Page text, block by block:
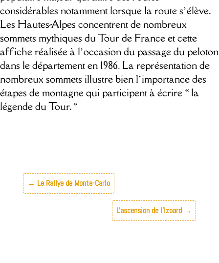
considérables notamment lorsque la route s’élève.
Les Hautes-Alpes concentrent de nombreux
sommets mythiques du Tour de France et cette
affiche réalisée à l’occasion du passage du peloton
dans le département en 1986. La représentation de
nombreux sommets illustre bien l’importance des
étapes de montagne qui participent à écrire « la
légende du Tour. »
← Le Rallye de Monte-Carlo
L'ascension de l'Izoard →